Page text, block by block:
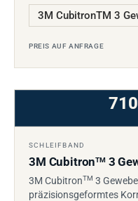
PREIS AUF ANFRAGE
SCHLEIFBAND
3M CubitronTM3
3M CubitronTM 3
präzisionsgeformtes